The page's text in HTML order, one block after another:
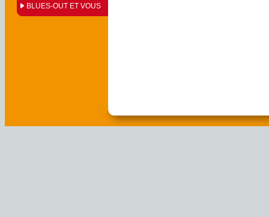
BLUES-OUT ET VOUS